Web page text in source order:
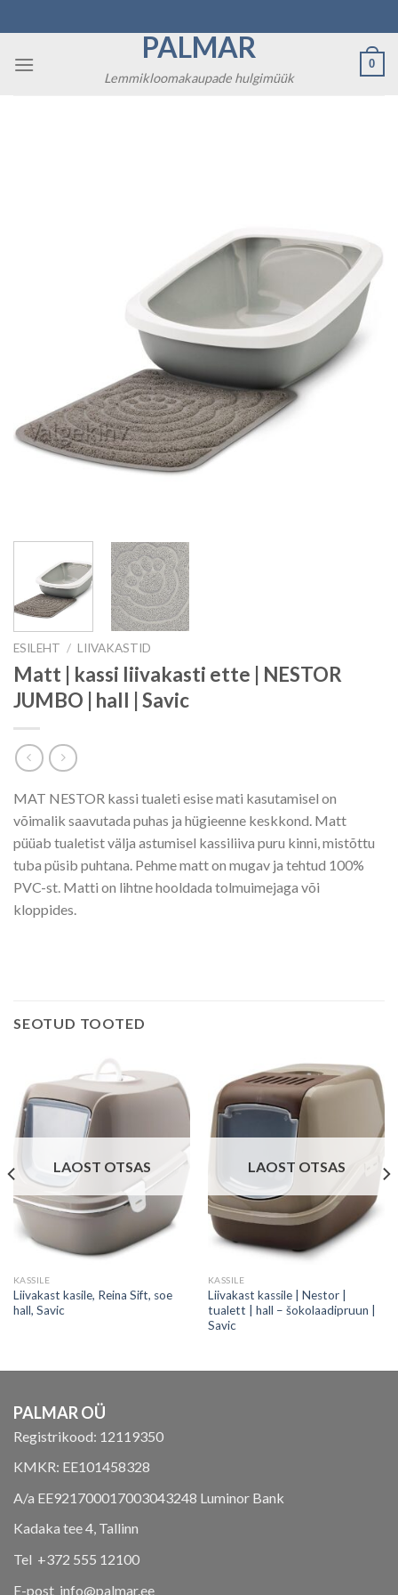
to
content
PALMAR
Lemmikloomakaupade hulgimüük
0
ESILEHT / LIIVAKASTID
Matt | kassi liivakasti ette | NESTOR
JUMBO | hall | Savic
MAT NESTOR kassi tualeti esise mati kasutamisel on
võimalik saavutada puhas ja hügieenne keskkond. Matt
püüab tualetist välja astumisel kassiliiva puru kinni, mistõttu
tuba püsib puhtana. Pehme matt on mugav ja tehtud 100%
PVC-st. Matti on lihtne hooldada tolmuimejaga või
kloppides.
SEOTUD TOOTED
LAOST OTSAS
KASSILE
Liivakast kasile, Reina Sift, soe
hall, Savic
LAOST OTSAS
KASSILE
Liivakast kassile | Nestor |
tualett | hall – šokolaadipruun |
Savic
PALMAR OÜ
Registrikood: 12119350
KMKR: EE101458328
A/a EE921700017003043248 Luminor Bank
Kadaka tee 4, Tallinn
Tel +372 555 12100
E-post info@palmar.ee